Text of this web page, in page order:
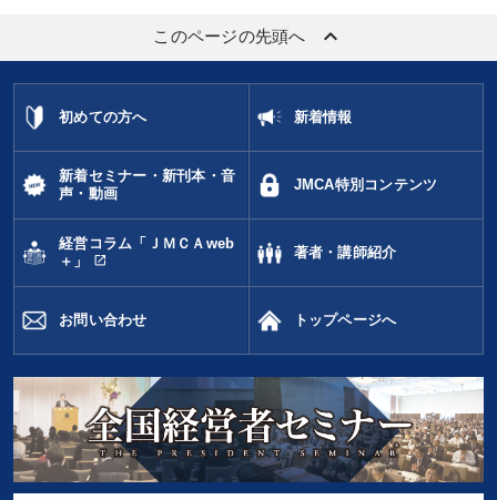
すべての音声・動画（全2076タイトル）からお探しいただけます
株式市場 創業者 商品開発 リピート 人事戦略
賃金制度
イノベーション 営業力強化 成功哲学
多様性・ダイバーシティ 早わかり 地方企業の勝ち方
異発想 リベラルアーツ 伝統・文化 ベンチャー
このページの先頭へ keyboard_arrow_up
初めての方へ 新着情報
新着セミナー・新刊本・音
声・動画
JMCA特別コンテンツ
経営コラム「ＪＭＣＡweb
＋」
open_in_new
著者・講師紹介
お問い合わせ トップページへ